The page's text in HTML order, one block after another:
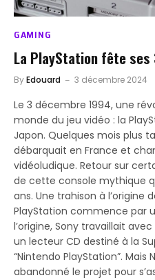
GAMING
La PlayStation fête ses
ByEdouard 3 décembre 2024
Le 3 décembre 1994, une
monde du jeu vidéo : la
Japon. Quelques mois plus
débarquait en France et
vidéoludique. Retour sur
de cette console mythique
ans. Une trahison à l’origine
PlayStation commence par
l’origine, Sony travaillait
un lecteur CD destiné à la
“Nintendo PlayStation”.
abandonné le projet pour